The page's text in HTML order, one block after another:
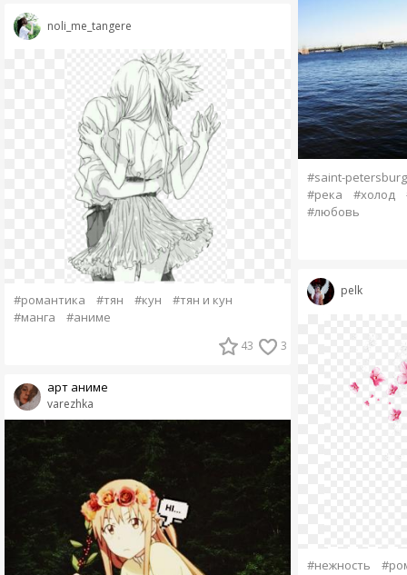
noli_me_tangere
#романтика #тян #кун
#тян и кун
#манга
#аниме
43 3
varezhka
арт аниме
#saint-petersburg
#река
#холод
#любовь
pelk
#нежность